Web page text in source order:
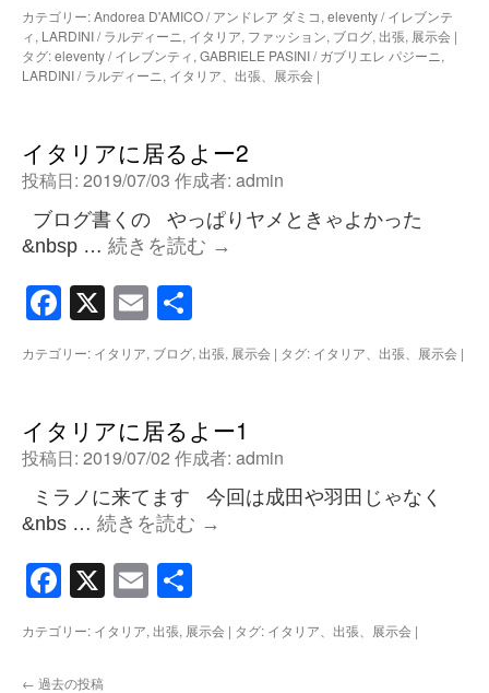
カテゴリー:Andorea D'AMICO / アンドレア ダミコ, eleventy / イレブンテ
ィ, LARDINI / ラルディーニ, イタリア, ファッション, ブログ, 出張, 展示会 |
タグ:eleventy / イレブンティ, GABRIELE PASINI / ガブリエレ パジーニ,
LARDINI / ラルディーニ, イタリア、出張、展示会 |
イタリアに居るよー2
投稿日: 2019/07/03 作成者: admin
ブログ書くの やっぱりヤメときゃよかった
&nbsp … 続きを読む →
Facebook
X Email
有
カテゴリー: イタリア, ブログ, 出張, 展示会 | タグ: イタリア、出張、展示会 |
イタリアに居るよー1
投稿日: 2019/07/02 作成者: admin
ミラノに来てます 今回は成田や羽田じゃなく
&nbs … 続きを読む →
Facebook
X Email
有
カテゴリー: イタリア, 出張, 展示会 | タグ: イタリア、出張、展示会 |
← 過去の投稿